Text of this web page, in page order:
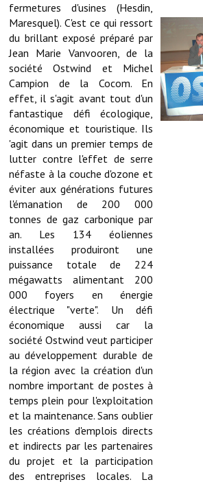
Services publics intercommunaux
Affaires scolaires, CCAS
Eaux, assainissement
France services
France Renov
Déchets ménagers, tri sélectif, encombrants
Services publics communaux
Démarches administratives
Urbanisme
Biens à louer
Terrains et maisons à vendre
Etablissements scolaires
Equipements sportifs
Bibliothèque
Commerçants, artisans
Commerces et professions libérales
Exploitants agricoles
fermetures d'usines (Hesdin,
Maresquel). C'est ce qui ressort
du brillant exposé préparé par
Jean Marie Vanvooren, de la
société Ostwind et Michel
Campion de la Cocom. En
effet, il s'agit avant tout d'un
fantastique défi écologique,
économique et touristique. Ils
'agit dans un premier temps de
lutter contre l'effet de serre
néfaste à la couche d'ozone et
éviter aux générations futures
l'émanation de 200 000
tonnes de gaz carbonique par
an. Les 134 éoliennes
installées produiront une
puissance totale de 224
mégawatts alimentant 200
000 foyers en énergie
électrique "verte". Un défi
économique aussi car la
société Ostwind veut participer
au développement durable de
la région avec la création d'un
nombre important de postes à
temps plein pour l'exploitation
et la maintenance. Sans oublier
les créations d'emplois directs
et indirects par les partenaires
du projet et la participation
des entreprises locales. La